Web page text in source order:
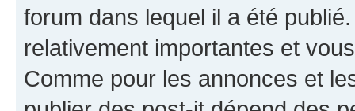
forum dans lequel il a été
relativement importantes et
Comme pour les annonces et